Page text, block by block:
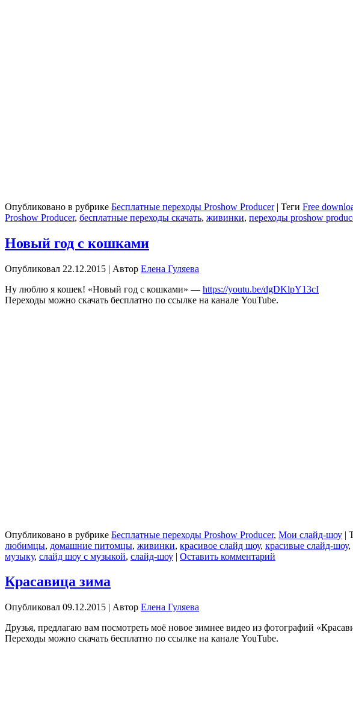
Опубликовано в рубрике Бесплатные переходы Proshow Producer| Теги Free
Proshow Producer, бесплатные переходы скачать, живинки, переходы proshow
Новый год с кошками
Опубликовал 22.12.2015 | Автор Елена Гуляева
Ну люблю я кошек! «Новый год с кошками» — https://youtu.be/dgDKlpY13cI
Переходы можно скачать бесплатно по ссылке на канале YouTube.
Опубликовано в рубрике Бесплатные переходы Proshow Producer, Мои слайд-шоу |
любимцы, домашние питомцы, живинки, красивое слайд шоу, красивые слайд-шоу,
музыку, слайд шоу с музыкой, слайд-шоу | Оставить комментарий
Красавица зима
Опубликовал 09.12.2015 | Автор Елена Гуляева
Друзья, предлагаю вам посмотреть моё новое зимнее видео из фотографий
Переходы можно скачать бесплатно по ссылке на канале YouTube.